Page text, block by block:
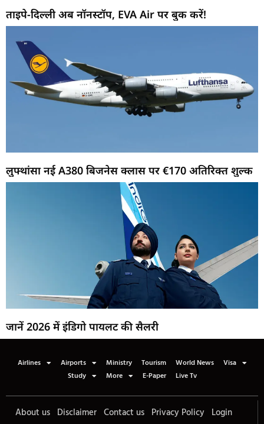
ताइपे-दिल्ली अब नॉनस्टॉप, EVA Air पर बुक करें!
लुफ्थांसा नई A380 बिजनेस क्लास पर €170 अतिरिक्त शुल्क
जानें 2026 में इंडिगो पायलट की सैलरी
Airlines Airports Ministry Tourism World News
Visa
Study
More E-Paper Live Tv
About us Disclaimer Contact us Privacy Policy Login